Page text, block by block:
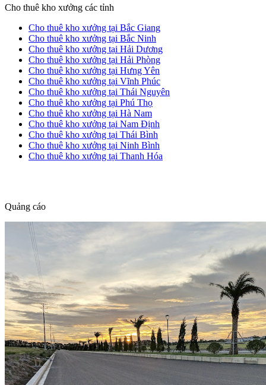
Cho thuê kho xưởng các tỉnh
Cho thuê kho xưởng tại Bắc Giang
Cho thuê kho xưởng tại Bắc Ninh
Cho thuê kho xưởng tại Hải Dương
Cho thuê kho xưởng tại Hải Phòng
Cho thuê kho xưởng tại Hưng Yên
Cho thuê kho xưởng tại Vĩnh Phúc
Cho thuê kho xưởng tại Thái Nguyên
Cho thuê kho xưởng tại Phú Thọ
Cho thuê kho xưởng tại Hà Nam
Cho thuê kho xưởng tại Nam Định
Cho thuê kho xưởng tại Thái Bình
Cho thuê kho xưởng tại Ninh Bình
Cho thuê kho xưởng tại Thanh Hóa
Quảng cáo